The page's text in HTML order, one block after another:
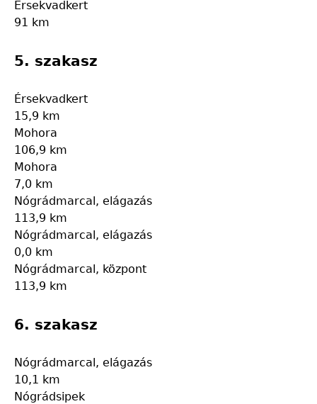
Érsekvadkert
91 km
5. szakasz
Érsekvadkert
15,9 km
Mohora
106,9 km
Mohora
7,0 km
Nógrádmarcal, elágazás
113,9 km
Nógrádmarcal, elágazás
0,0 km
Nógrádmarcal, központ
113,9 km
6. szakasz
Nógrádmarcal, elágazás
10,1 km
Nógrádsipek